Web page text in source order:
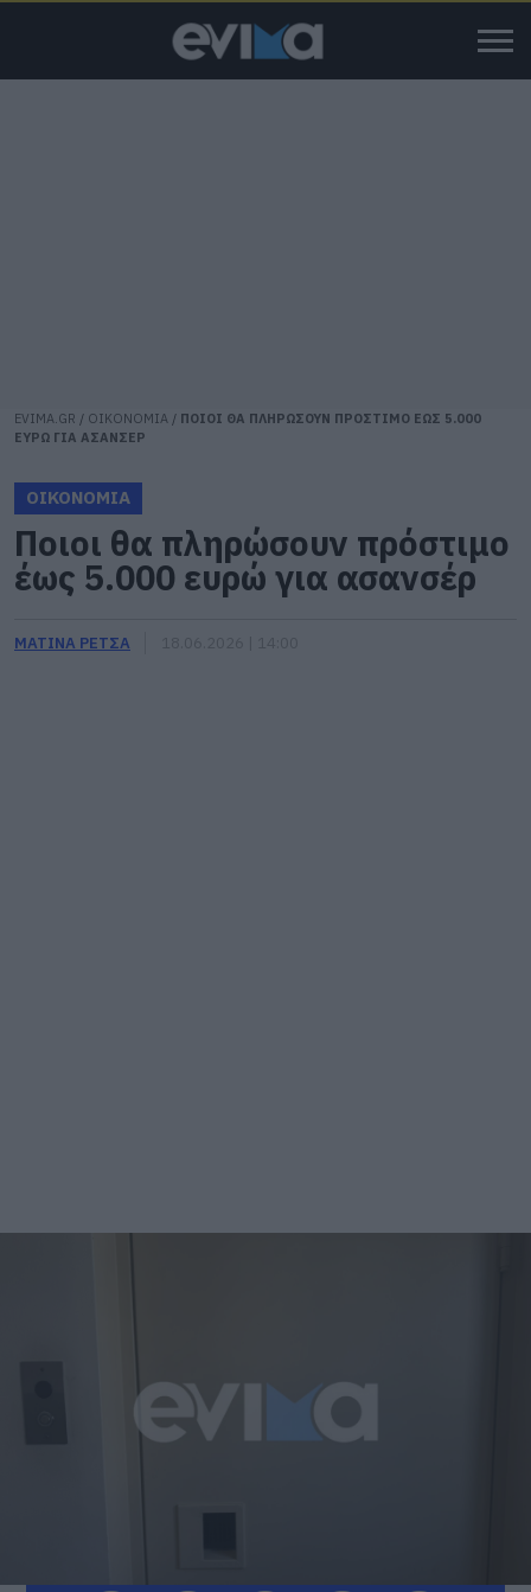
EVIMA.GR / ΟΙΚΟΝΟΜΙΑ / ΠΟΙΟΙ ΘΑ ΠΛΗΡΩΣΟΥΝ ΠΡΟΣΤΙΜΟ ΕΩΣ 5.000
ΕΥΡΩ ΓΙΑ ΑΣΑΝΣΕΡ
ΟΙΚΟΝΟΜΙΑ
Ποιοι θα πληρώσουν πρόστιμο
έως 5.000 ευρώ για ασανσέρ
ΜΑΤΙΝΑ ΡΕΤΣΑ